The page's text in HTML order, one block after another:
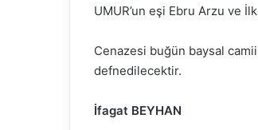
UMUR’un eşi Ebru Arzu ve
Cenazesi buğün baysal
defnedilecektir.
İfagat BEYHAN